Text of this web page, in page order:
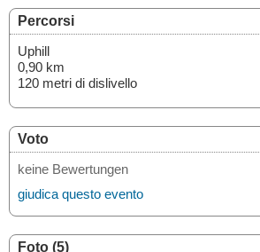
Percorsi
Uphill
0,90 km
120 metri di dislivello
Voto
keine Bewertungen
giudica questo evento
Foto (5)